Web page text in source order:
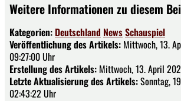
Weitere Informationen zu diesem
Kategorien: Deutschland NewsSchauspiel
Veröffentlichung des Artikels: Mittwoch, 13.
09:27:00 Uhr
Erstellung des Artikels: Mittwoch, 13. April
Letzte Aktualisierung des Artikels:Sonntag,
02:43:22 Uhr